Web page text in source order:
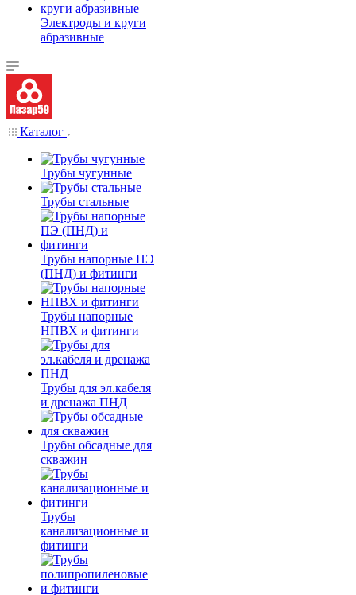
Электроды и круги
абразивные
Каталог
Трубы чугунные
Трубы стальные
Трубы напорные ПЭ
(ПНД) и фитинги
Трубы напорные
НПВХ и фитинги
Трубы для эл.кабеля
и дренажа ПНД
Трубы обсадные для
скважин
Трубы
канализационные и
фитинги